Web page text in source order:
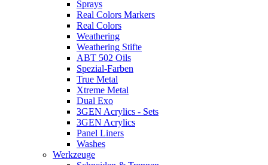
Sprays
Real Colors Markers
Real Colors
Weathering
Weathering Stifte
ABT 502 Oils
Spezial-Farben
True Metal
Xtreme Metal
Dual Exo
3GEN Acrylics - Sets
3GEN Acrylics
Panel Liners
Washes
Werkzeuge